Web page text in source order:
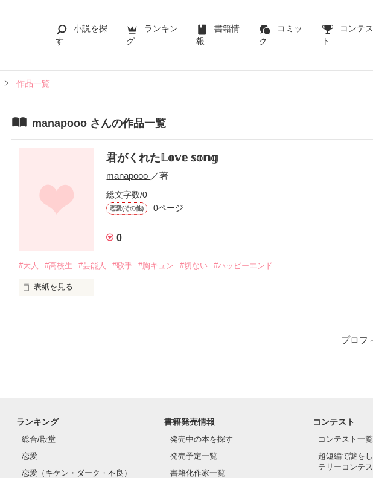
小説を探
す
ランキン
グ
書籍情
報
コミッ
ク
コンテス
ト
作品一覧
manapooo さんの作品一覧
君がくれた𝕃𝕠𝕧𝕖 𝕤𝕠𝕟𝕘
manapooo ／著
総文字数/0
恋愛(その他) 0ページ
0
#大人 #高校生 #芸能人 #歌手 #胸キュン #切ない #ハッピーエンド
表紙を見る
だから笑っていてね
プロフ
ランキング
総合/殿堂
恋愛
恋愛（キケン・ダーク・不良）
書籍発売情報
発売中の本を探す
発売予定一覧
書籍化作家一覧
コンテスト
コンテスト一覧
超短編で謎を
テリーコンテス